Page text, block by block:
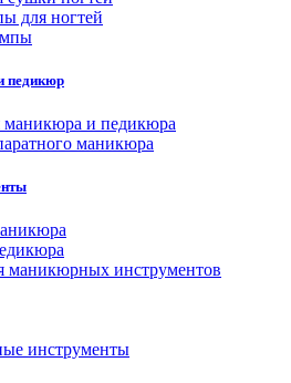
для ногтей
педикюр
маникюра и педикюра
маникюра
маникюрных инструментов
инструменты